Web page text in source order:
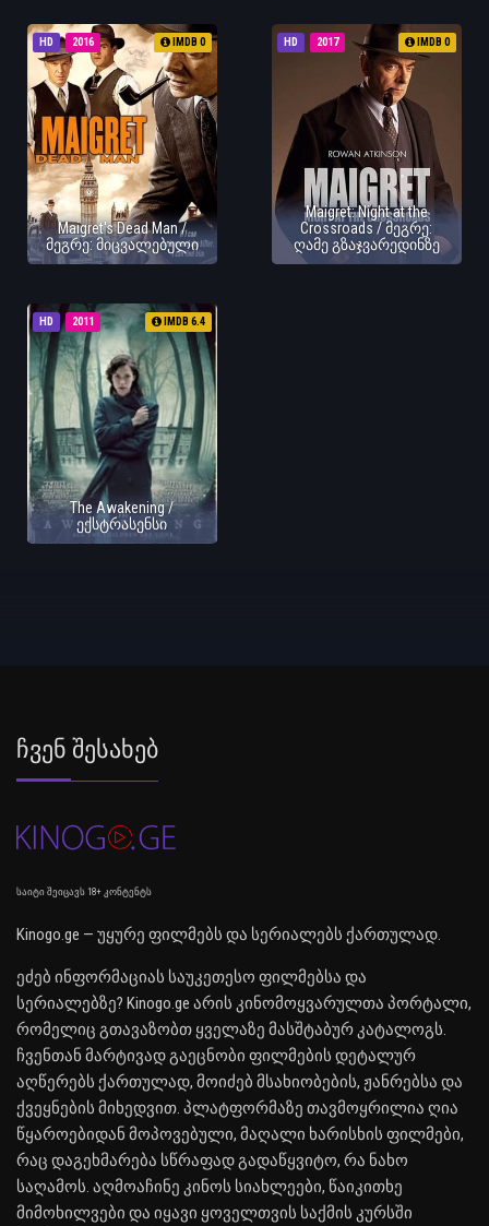
HD 2016 IMDB 0
Maigret's Dead Man /
მეგრე: მიცვალებული
HD 2017 IMDB 0
Maigret: Night at the
Crossroads / მეგრე:
ღამე გზაჯვარედინზე
HD 2011 IMDB 6.4
The Awakening /
ექსტრასენსი
Ჩვენ Შესახებ
საიტი შეიცავს 18+ კონტენტს
Kinogo.ge — უყურე ფილმებს და სერიალებს ქართულად.
ეძებ ინფორმაციას საუკეთესო ფილმებსა და
სერიალებზე? Kinogo.ge არის კინომოყვარულთა პორტალი,
რომელიც გთავაზობთ ყველაზე მასშტაბურ კატალოგს.
ჩვენთან მარტივად გაეცნობი ფილმების დეტალურ
აღწერებს ქართულად, მოიძებ მსახიობების, ჟანრებსა და
ქვეყნების მიხედვით. პლატფორმაზე თავმოყრილია ღია
წყაროებიდან მოპოვებული, მაღალი ხარისხის ფილმები,
რაც დაგეხმარება სწრაფად გადაწყვიტო, რა ნახო
საღამოს. აღმოაჩინე კინოს სიახლეები, წაიკითხე
მიმოხილვები და იყავი ყოველთვის საქმის კურსში